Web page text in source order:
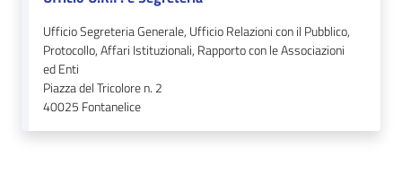
Ufficio Segreteria Generale, Ufficio Relazioni con il Pubblico,
Protocollo, Affari Istituzionali, Rapporto con le Associazioni
ed Enti
Piazza del Tricolore n. 2
40025 Fontanelice